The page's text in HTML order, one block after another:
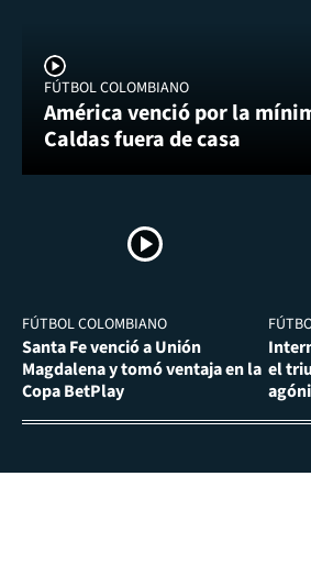
FÚTBOL COLOMBIANO
América venció por la
Caldas fuera de casa
FÚTBOL COLOMBIANO
Santa Fe venció a Unión
Magdalena y tomó ventaja en la
Copa BetPlay
el